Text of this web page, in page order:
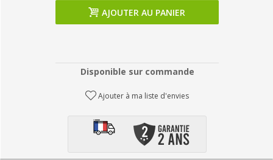
AJOUTER AU PANIER
Disponible sur commande
Ajouter à ma liste d'envies